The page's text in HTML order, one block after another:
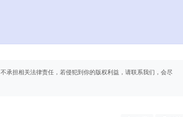
承担相关法律责任，若侵犯到你的版权利益，请联系我们，会尽